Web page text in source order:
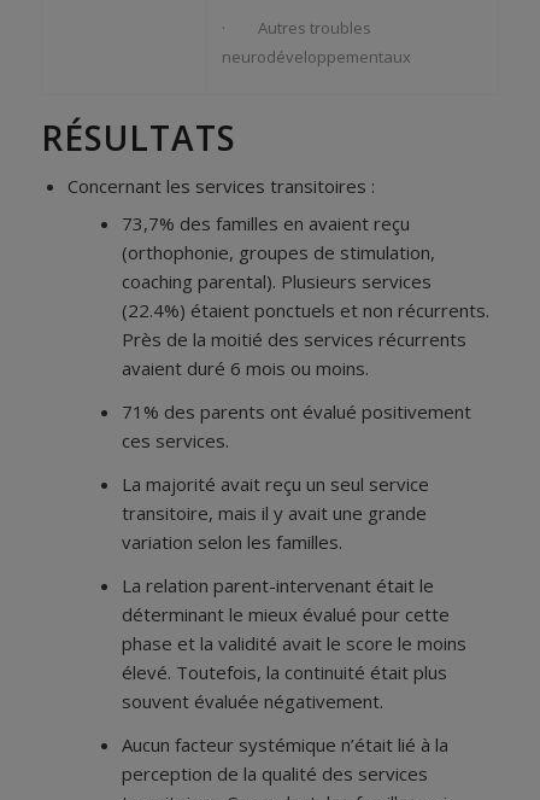
· Autres troubles
neurodéveloppementaux
RÉSULTATS
Concernant les services transitoires :
73,7% des familles en avaient reçu
(orthophonie, groupes de stimulation,
coaching parental). Plusieurs services
(22.4%) étaient ponctuels et non récurrents.
Près de la moitié des services récurrents
avaient duré 6 mois ou moins.
71% des parents ont évalué positivement
ces services.
La majorité avait reçu un seul service
transitoire, mais il y avait une grande
variation selon les familles.
La relation parent-intervenant était le
déterminant le mieux évalué pour cette
phase et la validité avait le score le moins
élevé. Toutefois, la continuité était plus
souvent évaluée négativement.
Aucun facteur systémique n’était lié à la
perception de la qualité des services